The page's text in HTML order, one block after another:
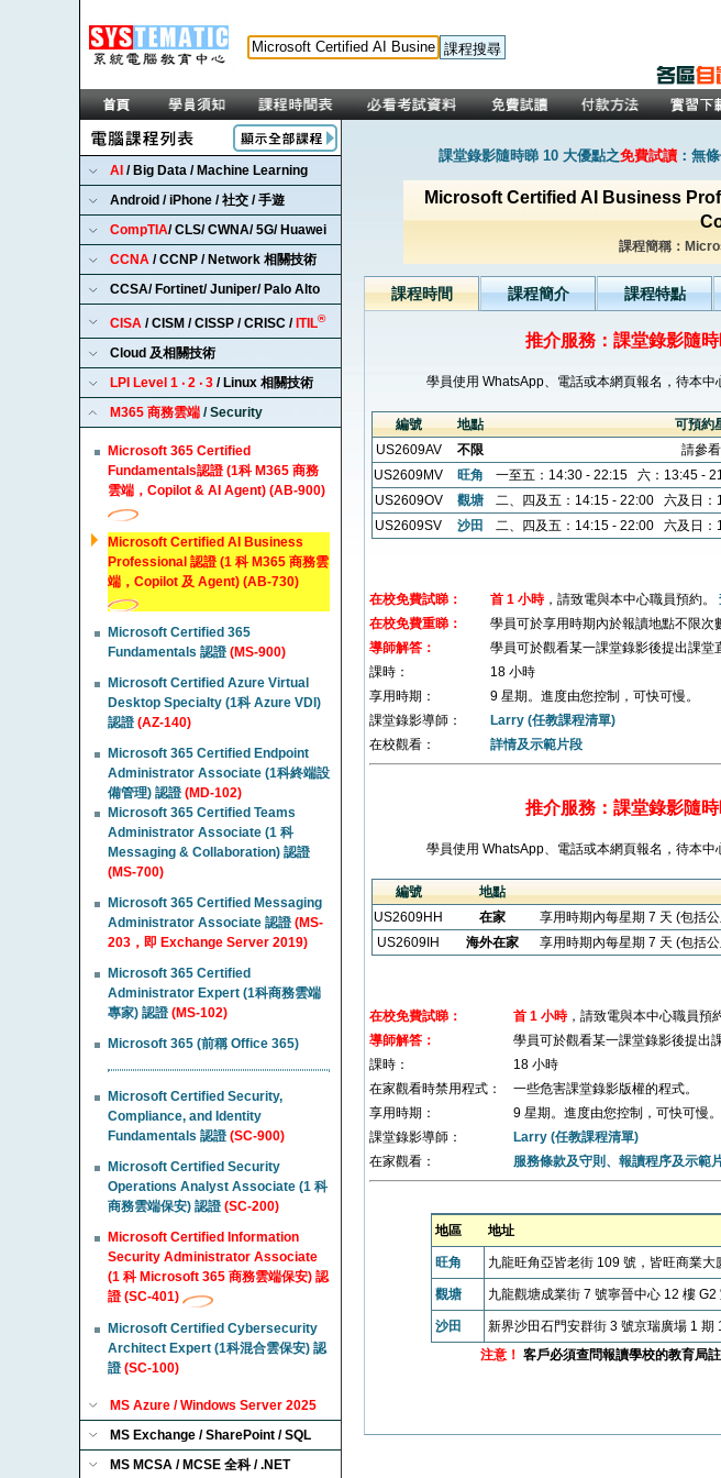
AI / Big Data / Machine Learning
Android / iPhone / 社交 / 手遊
CompTIA/ CLS/ CWNA/ 5G/ Huawei
CCNA / CCNP / Network 相關技術
CCSA/ Fortinet/ Juniper/ Palo Alto
CISA / CISM / CISSP / CRISC / ITIL®
Cloud 及相關技術
LPI Level 1 ‧ 2 ‧ 3 / Linux 相關技術
M365 商務雲端 / Security
Microsoft 365 Certified
Fundamentals認證 (1科 M365 商務
雲端，Copilot & AI Agent) (AB-900)
Microsoft Certified AI Business
Professional 認證 (1 科 M365 商務雲
端，Copilot 及 Agent) (AB-730)
Microsoft Certified 365
Fundamentals 認證(MS-900)
Microsoft Certified Azure Virtual
Desktop Specialty (1科 Azure VDI)
認證(AZ-140)
Microsoft 365 Certified Endpoint
Administrator Associate (1科終端設
備管理) 認證(MD-102)
Microsoft 365 Certified Teams
Administrator Associate (1 科
Messaging & Collaboration) 認證
(MS-700)
Microsoft 365 Certified Messaging
Administrator Associate 認證(MS-
203，即 Exchange Server 2019)
Microsoft 365 Certified
Administrator Expert (1科商務雲端
專家) 認證(MS-102)
Microsoft 365 (前稱 Office 365)
Microsoft Certified Security,
Compliance, and Identity
Fundamentals 認證(SC-900)
Microsoft Certified Security
Operations Analyst Associate (1 科
商務雲端保安) 認證(SC-200)
Microsoft Certified Information
Security Administrator Associate
(1 科 Microsoft 365 商務雲端保安) 認
證 (SC-401)
Microsoft Certified Cybersecurity
Architect Expert (1科混合雲保安) 認
證(SC-100)
MS Azure / Windows Server 2025
MS Exchange / SharePoint / SQL
MS MCSA / MCSE 全科 / .NET
課堂錄影隨時睇 10 大優點之免費試讀：無
Microsoft Certified AI Business
課程簡稱：
課程時間 課程簡介 課程特點
推介服務：課堂錄影隨
學員使用 WhatsApp、電話或本網頁報名，待本中
編號 地點 可預約
US2609AV
不限 請參
US2609MV
旺角 一至五：14:30 - 22:15 六：13:45 -
US2609OV
觀塘 二、四及五：14:15 - 22:00 六及日
US2609SV
沙田 二、四及五：14:15 - 22:00 六及日
在校免費試睇：
首 1 小時，請致電與本中心職員預約。
在校免費重睇：
學員可於享用時期內於報讀地點不限次
導師解答：
學員可於觀看某一課堂錄影後提出課堂
課時：
18 小時
享用時期：
9 星期。進度由您控制，可快可慢。
課堂錄影導師：
Larry (任教課程清單)
在校觀看：
詳情及示範片段
推介服務：課堂錄影隨
學員使用 WhatsApp、電話或本網頁報名，待本中
編號 地點
US2609HH
在家 享用時期內每星期 7 天 (包括
US2609IH
海外在家 享用時期內每星期 7 天 (包括
在校免費試睇：
首 1 小時，請致電與本中心職員預
導師解答：
學員可於觀看某一課堂錄影後提出
課時：
18 小時
在家觀看時禁用程式：
一些危害課堂錄影版權的程式。
享用時期：
9 星期。進度由您控制，可快可慢。
課堂錄影導師：
Larry (任教課程清單)
在家觀看：
服務條款及守則、報讀程序及示範
地區 地址
旺角 九龍旺角亞皆老街 109 號，皆旺商業
觀塘 九龍觀塘成業街 7 號寧晉中心 12 樓 G2
沙田 新界沙田石門安群街 3 號京瑞廣場 1 期
注意！ 客戶必須查問報讀學校的教育局